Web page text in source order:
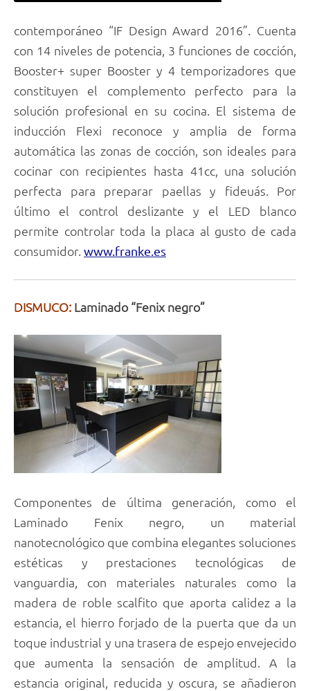
contemporáneo “IF Design Award 2016”. Cuenta
con 14 niveles de potencia, 3 funciones de cocción,
Booster+ super Booster y 4 temporizadores que
constituyen el complemento perfecto para la
solución profesional en su cocina. El sistema de
inducción Flexi reconoce y amplia de forma
automática las zonas de cocción, son ideales para
cocinar con recipientes hasta 41cc, una solución
perfecta para preparar paellas y fideuás. Por
último el control deslizante y el LED blanco
permite controlar toda la placa al gusto de cada
consumidor. www.franke.es
DISMUCO: Laminado “Fenix negro”
Componentes de última generación, como el
Laminado Fenix negro, un material
nanotecnológico que combina elegantes soluciones
estéticas y prestaciones tecnológicas de
vanguardia, con materiales naturales como la
madera de roble scalfito que aporta calidez a la
estancia, el hierro forjado de la puerta que da un
toque industrial y una trasera de espejo envejecido
que aumenta la sensación de amplitud. A la
estancia original, reducida y oscura, se añadieron